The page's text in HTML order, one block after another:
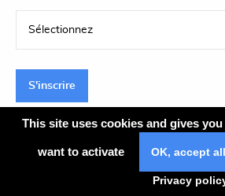
S'inscrire
This site uses cookies and gives
want to activate OK, accept all
Privacy